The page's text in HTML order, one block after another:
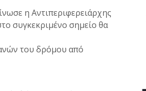
η Αντιπεριφερειάρχης
συγκεκριμένο σημείο θα
του δρόμου από